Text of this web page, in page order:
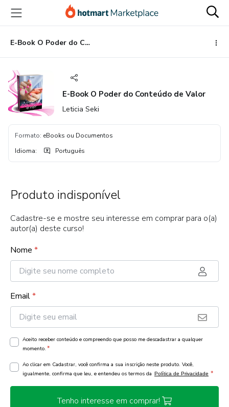
para
conteúdo
principal
para
pagamento
para
rodapé
E-Book O Poder do Conteúdo de Valor
E-Book O Poder do Conteúdo de Valor
Leticia Seki
Formato: eBooks ou Documentos
Idioma: Português
Produto indisponível
Cadastre-se e mostre seu interesse em comprar para o(a)
autor(a) deste curso!
Nome *
Email*
Aceito receber conteúdo e compreendo que posso me descadastrar a qualquer
momento. *
Ao clicar em Cadastrar, você confirma a sua inscrição neste produto. Você,
igualmente, confirma que leu, e entendeu os termos da Política de Privacidade *
Tenho interesse em comprar!